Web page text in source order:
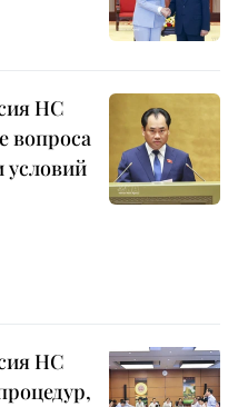
НС
вопроса
условий
НС